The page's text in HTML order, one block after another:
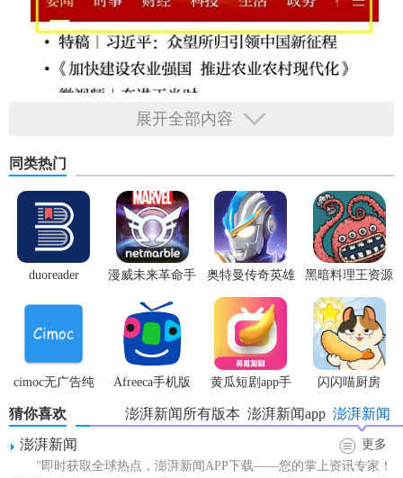
展开全部内容
同类热门
duoreader
漫威未来革命手
奥特曼传奇英雄
体验服
黑暗料理王资源
无限
cimoc无广告纯
净版
Afreeca手机版
黄瓜短剧app手
机版
闪闪喵厨房
猜你喜欢 澎湃新闻
澎湃新闻app
澎湃新闻所有版本
澎湃新闻
更多
"即时获取全球热点，澎湃新闻APP下载——您的掌上资讯专家！